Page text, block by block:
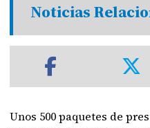
Noticias
Unos 500 paquetes de